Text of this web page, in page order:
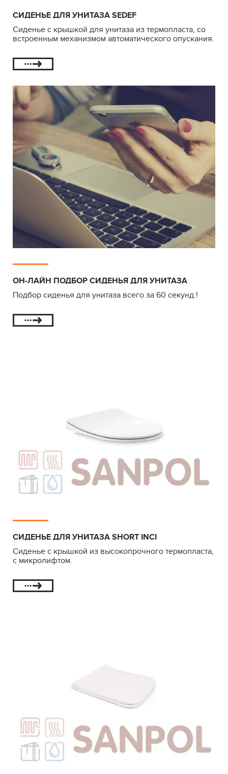
СИДЕНЬЕ ДЛЯ УНИТАЗА SEDEF
Сиденье с крышкой для унитаза из термопласта, со
встроенным механизмом автоматического опускания.
ОН-ЛАЙН ПОДБОР СИДЕНЬЯ ДЛЯ УНИТАЗА
Подбор сиденья для унитаза всего за 60 секунд.!
СИДЕНЬЕ ДЛЯ УНИТАЗА SHORT INCI
Сиденье с крышкой из высокопрочного термопласта,
с микролифтом.